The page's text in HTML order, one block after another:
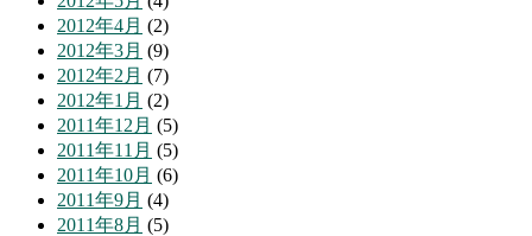
2012年4月 (2)
2012年3月 (9)
2012年2月 (7)
2012年1月 (2)
2011年12月 (5)
2011年11月 (5)
2011年10月 (6)
2011年9月 (4)
2011年8月 (5)